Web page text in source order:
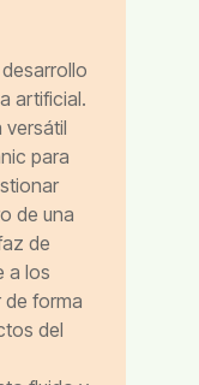
desarrollo
artificial.
versátil
para
de una
de
a los
de forma
del